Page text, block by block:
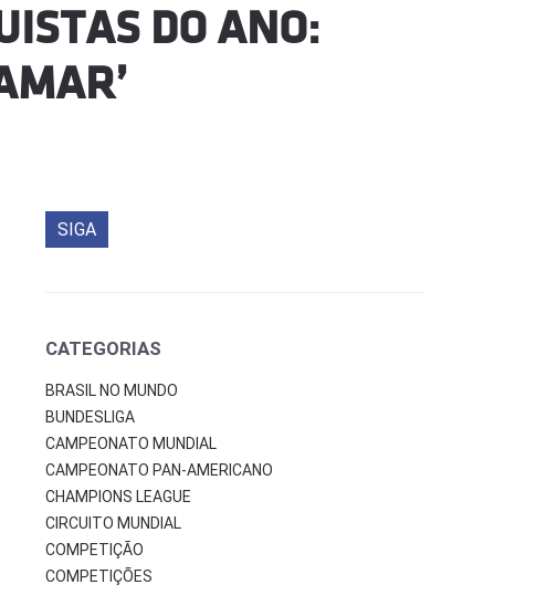
DO ANO:
SIGA
CATEGORIAS
BRASIL NO MUNDO
BUNDESLIGA
CAMPEONATO MUNDIAL
CAMPEONATO PAN-AMERICANO
CHAMPIONS LEAGUE
CIRCUITO MUNDIAL
COMPETIÇÃO
COMPETIÇÕES